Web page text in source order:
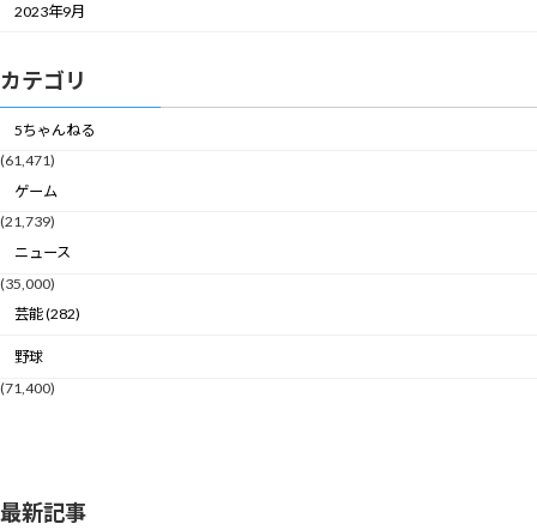
2023年9月
カテゴリ
5ちゃんねる
(61,471)
ゲーム
(21,739)
ニュース
(35,000)
芸能 (282)
野球
(71,400)
最新記事